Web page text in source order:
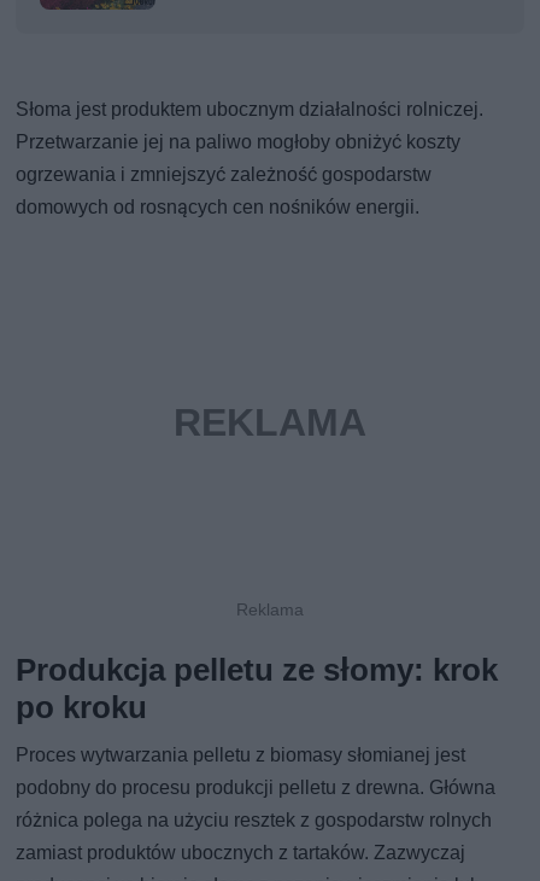
Słoma jest produktem ubocznym działalności rolniczej.
Przetwarzanie jej na paliwo mogłoby obniżyć koszty
ogrzewania i zmniejszyć zależność gospodarstw
domowych od rosnących cen nośników energii.
Produkcja pelletu ze słomy: krok
po kroku
Proces wytwarzania pelletu z biomasy słomianej jest
podobny do procesu produkcji pelletu z drewna. Główna
różnica polega na użyciu resztek z gospodarstw rolnych
zamiast produktów ubocznych z tartaków. Zazwyczaj